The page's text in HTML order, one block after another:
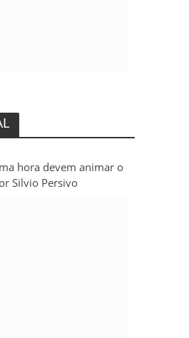
hora devem animar o
dos Pais – Por Silvio Persivo